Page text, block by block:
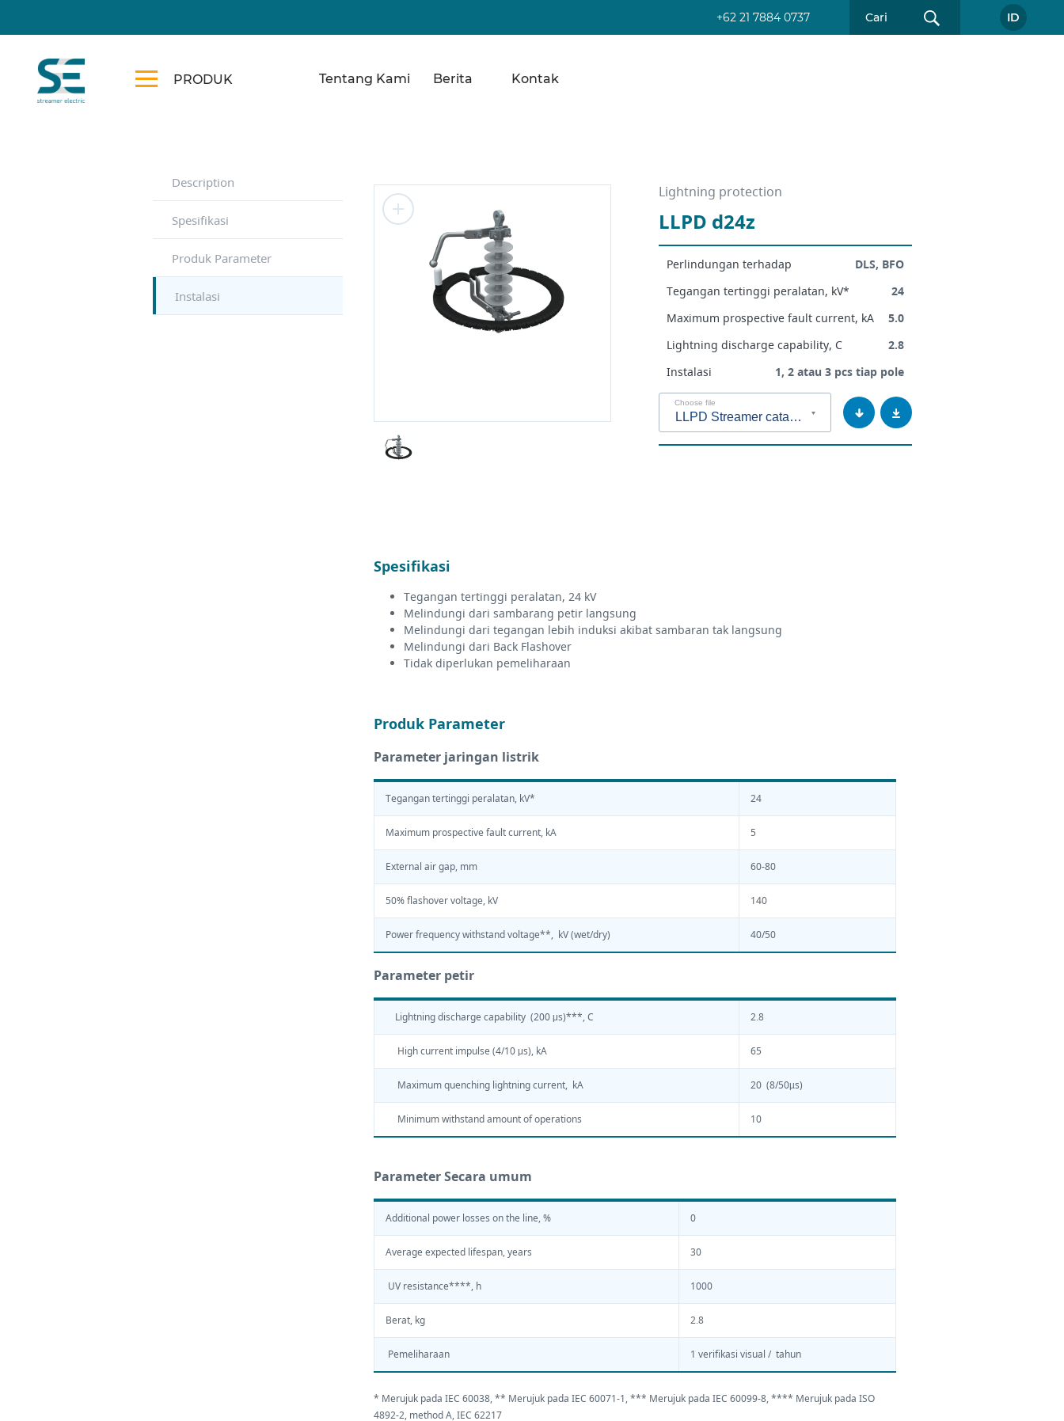
+62 21 7884 0737 ID
PRODUK Tentang Kami Berita Kontak
Description
Spesifikasi
Produk Parameter
Instalasi
Lightning protection
LLPD d24z
Perlindungan terhadap
DLS, BFO
Tegangan tertinggi peralatan, kV*
24
Maximum prospective fault current, kA
5.0
Lightning discharge capability, C
2.8
Instalasi
1, 2 atau 3 pcs tiap pole
Choose file
LLPD Streamer catalogue
Spesifikasi
Tegangan tertinggi peralatan, 24 kV
Melindungi dari sambarang petir langsung
Melindungi dari tegangan lebih induksi akibat sambaran tak langsung
Melindungi dari Back Flashover
Tidak diperlukan pemeliharaan
Produk Parameter
Parameter jaringan listrik
Tegangan tertinggi peralatan, kV* 24
Maximum prospective fault current, kA 5
External air gap, mm 60-80
50% flashover voltage, kV 140
Power frequency withstand voltage**, kV (wet/dry) 40/50
Parameter petir
Lightning discharge capability (200 μs)***, C 2.8
High current impulse (4/10 μs), kA 65
Maximum quenching lightning current, kA 20 (8/50µs)
Minimum withstand amount of operations 10
Parameter Secara umum
Additional power losses on the line, % 0
Average expected lifespan, years 30
UV resistance****, h 1000
Berat, kg 2.8
Pemeliharaan 1 verifikasi visual / tahun
* Merujuk pada IEC 60038, ** Merujuk pada IEC 60071-1, *** Merujuk pada IEC 60099-8, **** Merujuk pada ISO
4892-2, method A, IEC 62217